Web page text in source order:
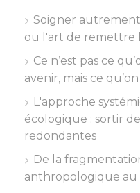
Soigner
ou l'art de remettre
Ce n’est pas ce
avenir, mais ce
L'approche
écologique : sortir
redondantes
De la
anthropologique